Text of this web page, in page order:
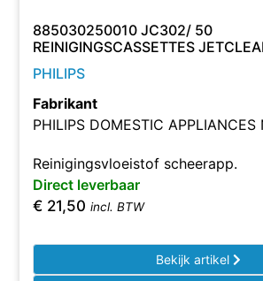
885030250010 JC302/ 50
REINIGINGSCASSETTES
PHILIPS
Fabrikant
PHILIPS DOMESTIC APPLIANCES
Reinigingsvloeistof scheerapp.
Direct leverbaar
€ 21,50 incl. BTW
Bekijk artikel